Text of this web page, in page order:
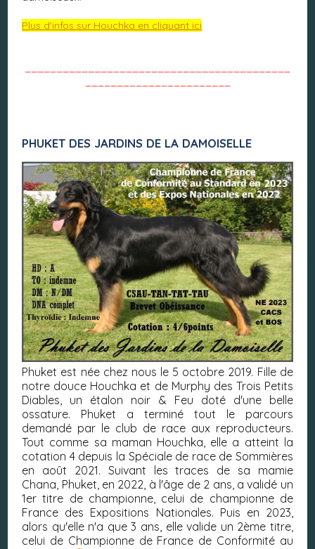
Plus d'infos sur Houchka en cliquant ici
PHUKET DES JARDINS DE LA DAMOISELLE
Phuket est née chez nous le 5 octobre 2019. Fille de
notre douce Houchka et de Murphy des Trois Petits
Diables, un étalon noir & Feu doté d'une belle
ossature. Phuket a terminé tout le parcours
demandé par le club de race aux reproducteurs.
Tout comme sa maman Houchka, elle a atteint la
cotation 4 depuis la Spéciale de race de Sommières
en août 2021. Suivant les traces de sa mamie
Chana, Phuket, en 2022, à l'âge de 2 ans, a validé un
1er titre de championne, celui de championne de
France des Expositions Nationales. Puis en 2023,
alors qu'elle n'a que 3 ans, elle valide un 2ème titre,
celui de Championne de France de Conformité au